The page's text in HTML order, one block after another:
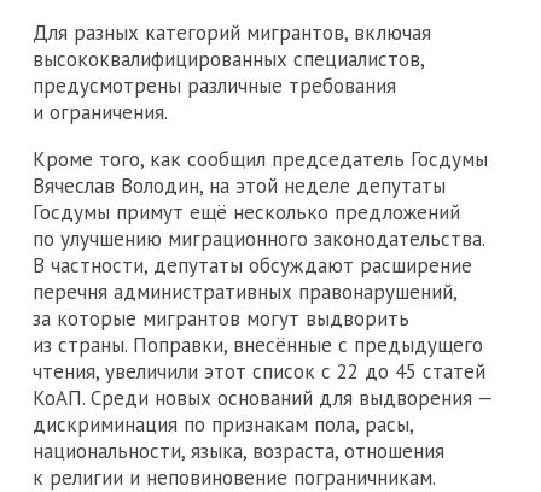
Для разных категорий мигрантов, включая
высококвалифицированных специалистов,
предусмотрены различные требования
и ограничения.
Кроме того, как сообщил председатель Госдумы
Вячеслав Володин, на этой неделе депутаты
Госдумы примут ещё несколько предложений
по улучшению миграционного законодательства.
В частности, депутаты обсуждают расширение
перечня административных правонарушений,
за которые мигрантов могут выдворить
из страны. Поправки, внесённые с предыдущего
чтения, увеличили этот список с 22 до 45 статей
КоАП. Среди новых оснований для выдворения —
дискриминация по признакам пола, расы,
национальности, языка, возраста, отношения
к религии и неповиновение пограничникам.